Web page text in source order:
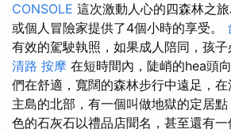
CONSOLE 這次激動人心的四森林之
或個人冒險家提供了4個小時的享受。
有效的駕駛執照，如果成人陪同，孩子
清路 按摩 在短時間內，陡峭的hea頭
們在舒適，寬闊的森林步行中遠足，
主島的北部，有一個叫做地獄的定居
色的石灰石以禮品店聞名，甚至還有